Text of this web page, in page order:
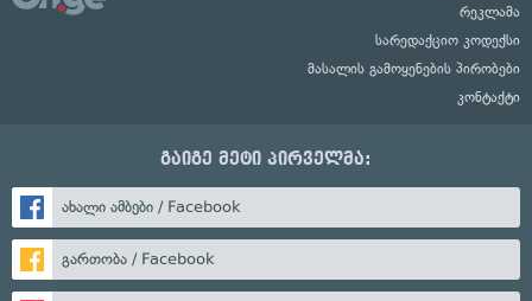
რეკლამა
სარედაქციო კოდექსი
მასალის გამოყენების პირობები
კონტაქტი
გაიგე მეტი პირველმა:
ახალი ამბები / Facebook
გართობა / Facebook